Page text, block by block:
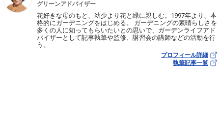
グリーンアドバイザー
花好きな母のもと、幼少より花と緑に親しむ。1997年より、本
格的にガーデニングをはじめる。 ガーデニングの素晴らしさを
多くの人に知ってもらいたいとの思いで、ガーデンライフアド
バイザーとして記事執筆や監修、講習会の講師などの活動を行
う。
プロフィール詳細
執筆記事一覧